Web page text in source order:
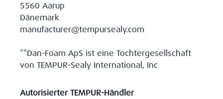
5560 Aarup
Dänemark
manufacturer@tempursealy.com
**Dan-Foam ApS ist eine Tochtergesellschaft
von TEMPUR-Sealy International, Inc
Autorisierter TEMPUR-Händler